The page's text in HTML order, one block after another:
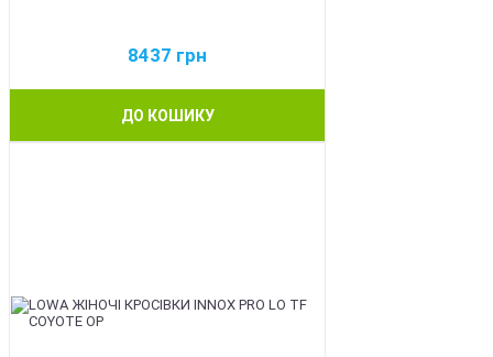
8437 грн
ДО КОШИКУ